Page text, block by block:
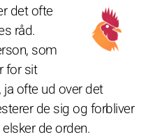
det ofte
råd.
som
for sit
ja ofte ud over det
de sig og forbliver
de orden.